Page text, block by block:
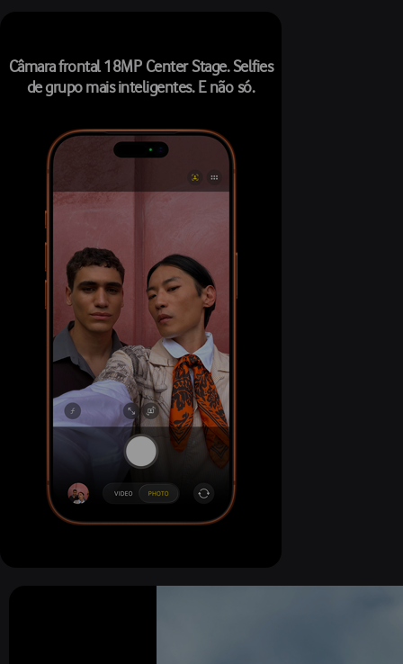
Câmara frontal 18MP Center Stage. Selfies
de grupo mais inteligentes. E não só.